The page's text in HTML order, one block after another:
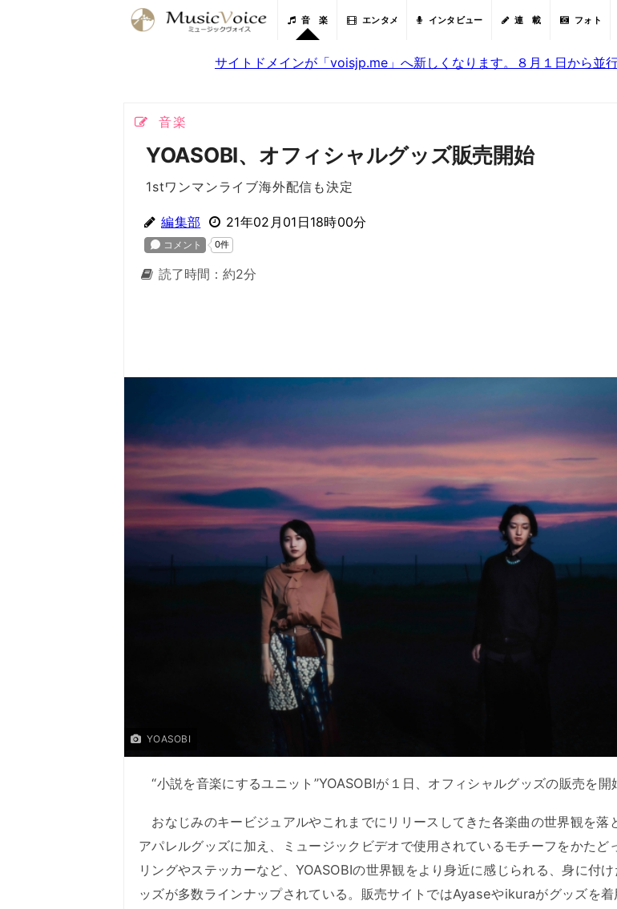
音 楽 エンタメ インタビュー 連 載 フォト
サイトドメインが「voisjp.me」へ新しくなります。８月１日から並
音楽
YOASOBI、オフィシャルグッズ販売開始
1stワンマンライブ海外配信も決定
編集部 21年02月01日18時00分
読了時間：約2分
YOASOBI
“小説を音楽にするユニット”YOASOBIが１日、オフィシャルグッズの販売を開
おなじみのキービジュアルやこれまでにリリースしてきた各楽曲の世界観を落
アパレルグッズに加え、ミュージックビデオで使用されているモチーフをかたど
リングやステッカーなど、YOASOBIの世界観をより身近に感じられる、身に付
ッズが多数ラインナップされている。販売サイトではAyaseやikuraがグッズを着